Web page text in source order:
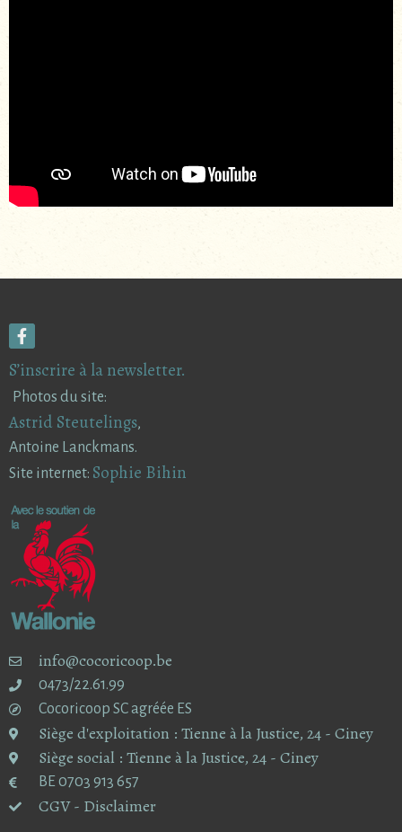
S’inscrire à la newsletter.
Photos du site:
Astrid Steutelings,
Antoine Lanckmans.
Site internet: Sophie Bihin
info@cocoricoop.be
0473/22.61.99
Cocoricoop SC agréée ES
Siège d'exploitation : Tienne à la Justice, 24 - Ciney
Siège social : Tienne à la Justice, 24 - Ciney
BE 0703 913 657
CGV - Disclaimer